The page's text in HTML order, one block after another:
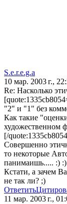
S.e.r.e.g.a
10 мар. 2003 г.,
Re: Насколько
"2" и "1" без
Как такие
художественном
[/
Совершенно
то некоторые
панимаишь..... :)
Кстати, а зачем
не так ли? ;)
Ответить
11 мар. 2003 г.,